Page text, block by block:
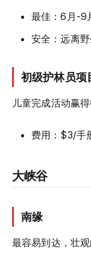
最佳：6月-9
安全：远离野
初级护林员项
儿童完成活动赢得
费用：$3/手
大峡谷
南缘
最容易到达，壮观